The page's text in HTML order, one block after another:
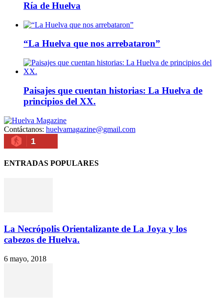
Ría de Huelva
“La Huelva que nos arrebataron”
Paisajes que cuentan historias: La Huelva de
principios del XX.
Contáctanos: huelvamagazine@gmail.com
1
ENTRADAS POPULARES
La Necrópolis Orientalizante de La Joya y los
cabezos de Huelva.
6 mayo, 2018